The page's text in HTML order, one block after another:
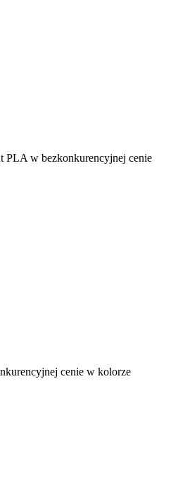
PLA w bezkonkurencyjnej cenie
cenie w kolorze